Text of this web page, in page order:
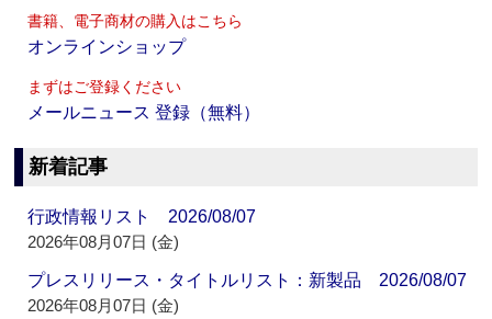
書籍、電子商材の購入はこちら
オンラインショップ
まずはご登録ください
メールニュース 登録（無料）
新着記事
行政情報リスト 2026/08/07
2026年08月07日 (金)
プレスリリース・タイトルリスト：新製品 2026/08/07
2026年08月07日 (金)